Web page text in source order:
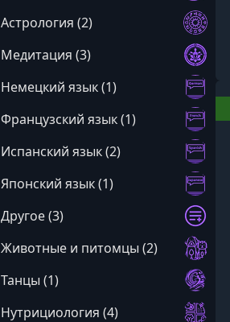
Астрология (2)
Медитация (3)
Немецкий язык (1)
Французский язык (1)
Испанский язык (2)
Японский язык (1)
Другое (3)
Животные и питомцы (2)
Танцы (1)
Нутрициология (4)